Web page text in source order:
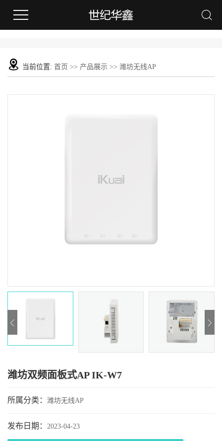
当前位置: 首页 >> 产品展示 >> 潍坊无线AP
潍坊双频面板式AP IK-W7
所属分类： 潍坊无线AP
发布日期： 2023-04-23